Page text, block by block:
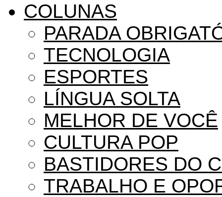
COLUNAS
PARADA
TECNOLOGIA
ESPORTES
LÍNGUA SOLTA
MELHOR DE VOCÊ
CULTURA POP
BASTIDORES DO
TRABALHO E